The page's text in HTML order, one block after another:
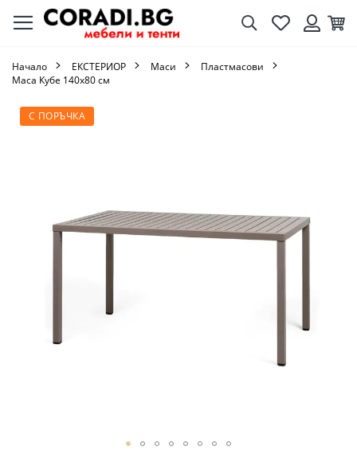
ТърсенеЛюбими
Начало ЕКСТЕРИОР Маси
Пластмасови
Маса Кубе 140х80 см
С ПОРЪЧКА
Преминете
към